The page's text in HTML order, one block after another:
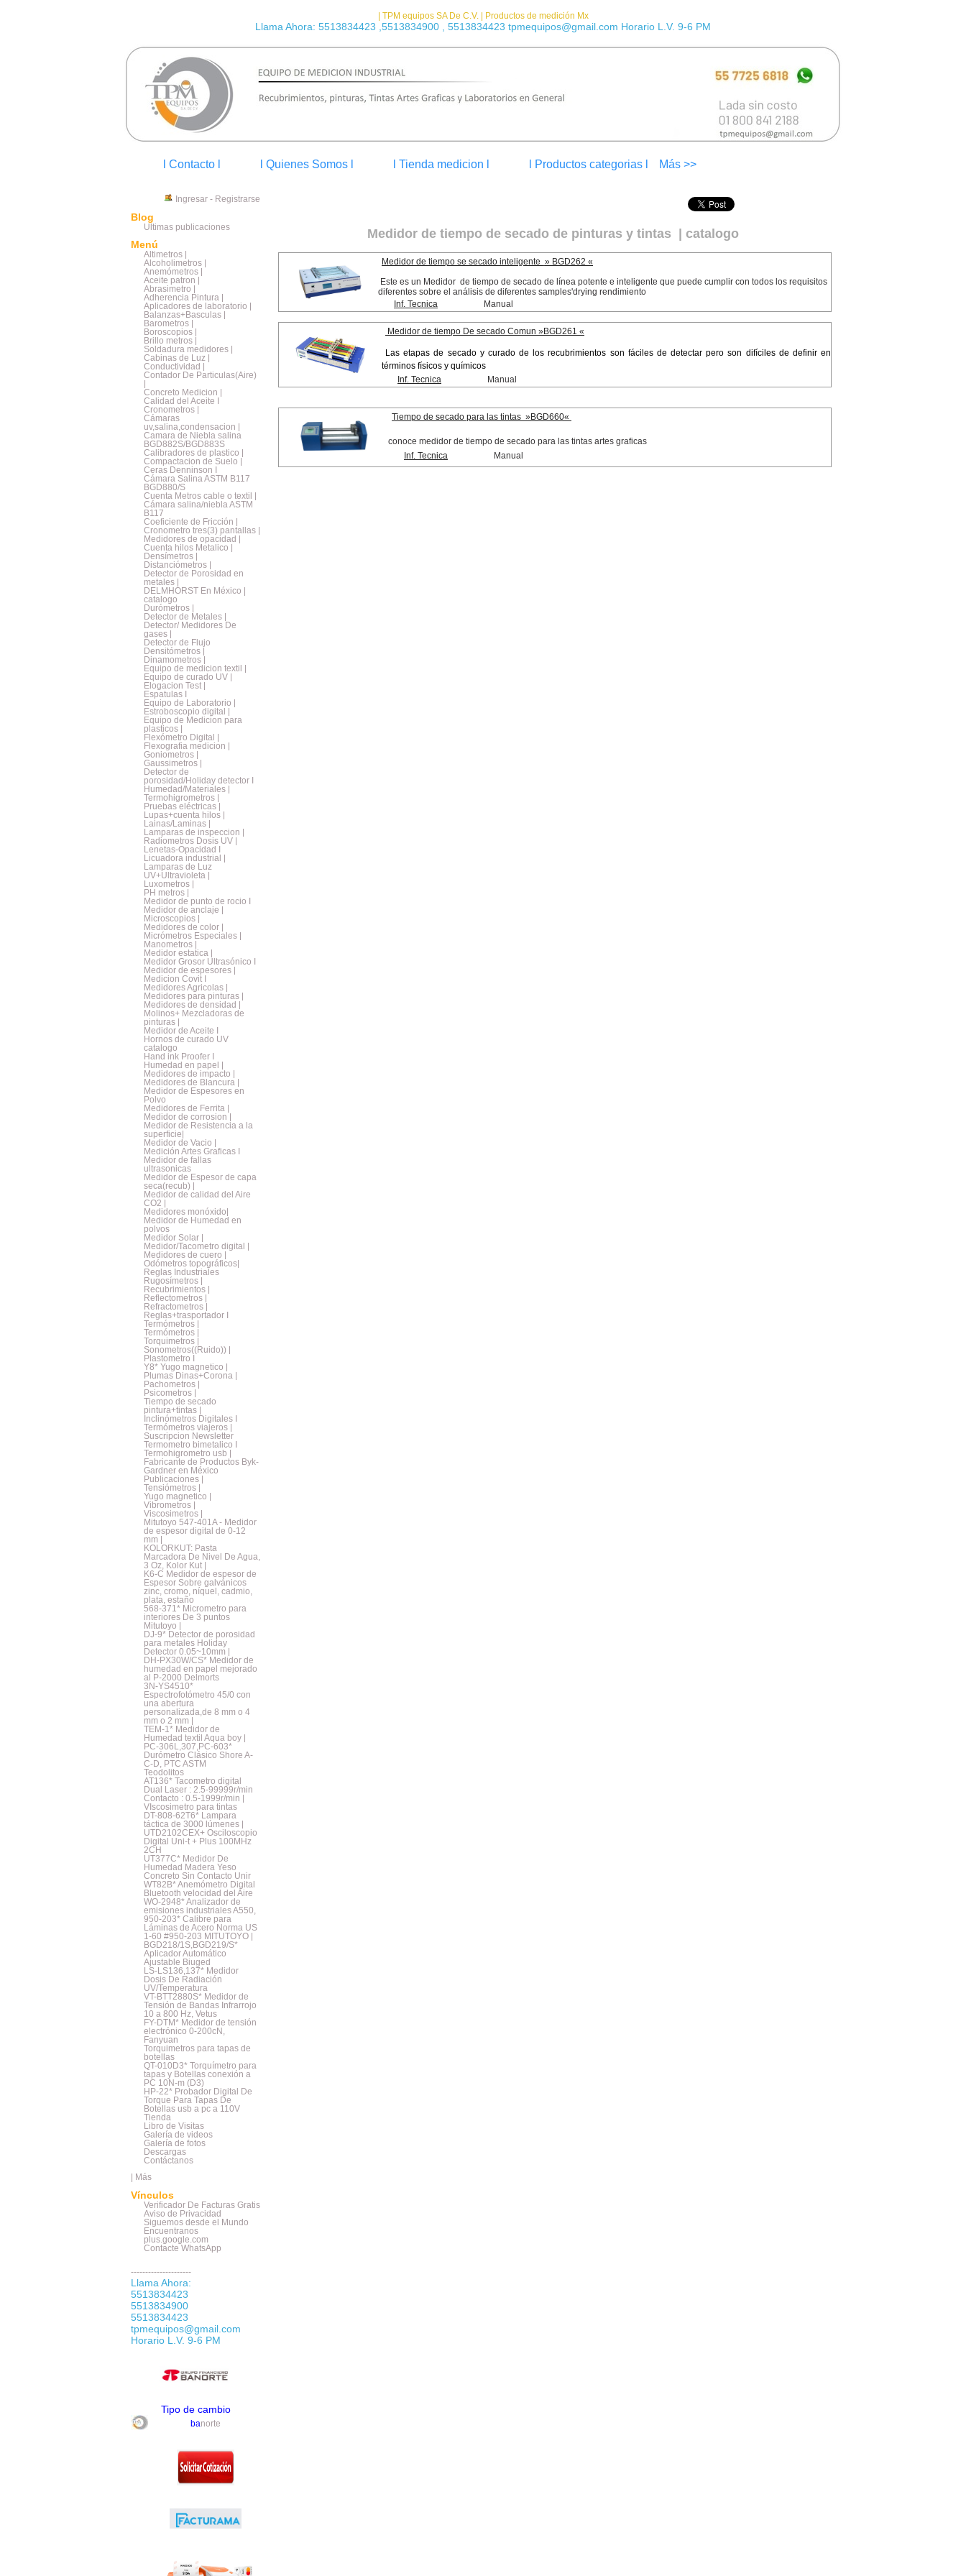
| TPM equipos SA De C.V. | Productos de medición Mx
Llama Ahora: 5513834423 ,5513834900 , 5513834423 tpmequipos@gmail.com Horario L.V. 9-6 PM
l Contacto l l Quienes Somos l l Tienda medicion l l Productos categorias l Más >>
Ingresar - Registrarse
Blog
Últimas publicaciones
Menú
Altimetros |
Alcoholimetros |
Anemómetros |
Aceite patron |
Abrasimetro |
Adherencia Pintura |
Aplicadores de laboratorio |
Balanzas+Basculas |
Barometros |
Boroscopios |
Brillo metros |
Soldadura medidores |
Cabinas de Luz |
Conductividad |
Contador De Particulas(Aire)
Concreto Medicion |
Calidad del Aceite I
Cronometros |
Cámaras
uv,salina,condensacion |
Camara de Niebla salina
BGD882S/BGD883S
Calibradores de plastico |
Compactacion de Suelo |
Ceras Denninson I
Cámara Salina ASTM B117
BGD880/S
Cuenta Metros cable o textil |
Cámara salina/niebla ASTM
B117
Coeficiente de Fricción |
Cronometro tres(3) pantallas |
Medidores de opacidad |
Cuenta hilos Metalico |
Densímetros |
Distanciómetros |
Detector de Porosidad en
metales |
DELMHORST En México |
catalogo
Durómetros |
Detector de Metales |
Detector/ Medidores De
gases |
Detector de Flujo
Densitómetros |
Dinamometros |
Equipo de medicion textil |
Equipo de curado UV |
Elogacion Test |
Espatulas I
Equipo de Laboratorio |
Estroboscopio digital |
Equipo de Medicion para
plasticos |
Flexómetro Digital |
Flexografia medicion |
Goniometros |
Gaussimetros |
Detector de
porosidad/Holiday detector I
Humedad/Materiales |
Termohigrometros |
Pruebas eléctricas |
Lupas+cuenta hilos |
Lainas/Laminas |
Lamparas de inspeccion |
Radiometros Dosis UV |
Lenetas-Opacidad I
Licuadora industrial |
Lamparas de Luz
UV+Ultravioleta |
Luxometros |
PH metros |
Medidor de punto de rocio I
Medidor de anclaje |
Microscopios |
Medidores de color |
Micrómetros Especiales |
Manometros |
Medidor estatica |
Medidor Grosor Ultrasónico I
Medidor de espesores |
Medicion Covit I
Medidores Agricolas |
Medidores para pinturas |
Medidores de densidad |
Molinos+ Mezcladoras de
pinturas |
Medidor de Aceite I
Hornos de curado UV
catalogo
Hand ink Proofer I
Humedad en papel |
Medidores de impacto |
Medidores de Blancura |
Medidor de Espesores en
Polvo
Medidores de Ferrita |
Medidor de corrosion |
Medidor de Resistencia a la
superficie|
Medidor de Vacio |
Medición Artes Graficas I
Medidor de fallas
ultrasonicas
Medidor de Espesor de capa
seca(recub) |
Medidor de calidad del Aire
CO2 |
Medidores monóxido|
Medidor de Humedad en
polvos
Medidor Solar |
Medidor/Tacometro digital |
Medidores de cuero |
Odómetros topográficos|
Reglas Industriales
Rugosímetros |
Recubrimientos |
Reflectometros |
Refractometros |
Reglas+trasportador I
Termómetros |
Termómetros |
Torquimetros |
Sonometros((Ruido)) |
Plastometro I
Y8* Yugo magnetico |
Plumas Dinas+Corona |
Pachometros |
Psicometros |
Tiempo de secado
pintura+tintas |
Inclinómetros Digitales I
Termómetros viajeros |
Suscripcion Newsletter
Termometro bimetalico I
Termohigrometro usb |
Fabricante de Productos Byk-
Gardner en México
Publicaciones |
Tensiómetros |
Yugo magnetico |
Vibrometros |
Viscosimetros |
Mitutoyo 547-401A - Medidor
de espesor digital de 0-12
mm |
KOLORKUT: Pasta
Marcadora De Nivel De Agua,
3 Oz, Kolor Kut |
K6-C Medidor de espesor de
Espesor Sobre galvánicos
zinc, cromo, níquel, cadmio,
plata, estaño
568-371* Micrometro para
interiores De 3 puntos
Mitutoyo |
DJ-9* Detector de porosidad
para metales Holiday
Detector 0.05~10mm |
DH-PX30W/CS* Medidor de
humedad en papel mejorado
al P-2000 Delmorts
3N-YS4510*
Espectrofotómetro 45/0 con
una abertura
personalizada,de 8 mm o 4
mm o 2 mm |
TEM-1* Medidor de
Humedad textil Aqua boy |
PC-306L,307,PC-603*
Durómetro Clásico Shore A-
C-D, PTC ASTM
Teodolitos
AT136* Tacometro digital
Dual Laser : 2.5-99999r/min
Contacto : 0.5-1999r/min |
VIscosimetro para tintas
DT-808-62T6* Lampara
táctica de 3000 lúmenes |
UTD2102CEX+ Osciloscopio
Digital Uni-t + Plus 100MHz
2CH
UT377C* Medidor De
Humedad Madera Yeso
Concreto Sin Contacto Unir
WT82B* Anemómetro Digital
Bluetooth velocidad del Aire
WO-2948* Analizador de
emisiones industriales A550,
950-203* Calibre para
Láminas de Acero Norma US
1-60 #950-203 MITUTOYO |
BGD218/1S,BGD219/S*
Aplicador Automático
Ajustable Biuged
LS-LS136,137* Medidor
Dosis De Radiación
UV/Temperatura
VT-BTT2880S* Medidor de
Tensión de Bandas Infrarrojo
10 a 800 Hz, Vetus
FY-DTM* Medidor de tensión
electrónico 0-200cN,
Fanyuan
Torquimetros para tapas de
botellas
QT-010D3* Torquímetro para
tapas y Botellas conexión a
PC 10N-m (D3)
HP-22* Probador Digital De
Torque Para Tapas De
Botellas usb a pc a 110V
Tienda
Libro de Visitas
Galería de videos
Galería de fotos
Descargas
Contáctanos
Más
Vínculos
Verificador De Facturas Gratis
Aviso de Privacidad
Siguemos desde el Mundo
Encuentranos
plus.google.com
Contacte WhatsApp
---------------------
Llama Ahora:
5513834423
5513834900
5513834423
tpmequipos@gmail.com
Horario L.V. 9-6 PM
Tipo de cambio
banorte
Medidor de tiempo de secado de pinturas y tintas catalogo
Medidor de tiempo se secado inteligente » BGD262 «
Este es un Medidor de tiempo de secado de línea potente e inteligente que puede cumplir con todos los requisitos
diferentes sobre el análisis de diferentes samples'drying rendimiento
Inf. Tecnica
Manual
Medidor de tiempo De secado Comun »BGD261 «
Las etapas de secado y curado de los recubrimientos son fáciles de detectar pero son difíciles de definir en
términos físicos y químicos
Inf. Tecnica
Manual
Tiempo de secado para las tintas »BGD660«
conoce medidor de tiempo de secado para las tintas artes graficas
Inf. Tecnica
Manual